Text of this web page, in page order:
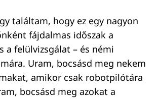
találtam, hogy ez egy nagyon
fájdalmas időszak a
a felülvizsgálat – és némi
Uram, bocsásd meg nekem
amikor csak robotpilótára
bocsásd meg azokat a